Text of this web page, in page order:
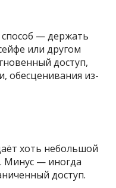
— держать
или другом
доступ,
обесценивания из-
хоть небольшой
Минус — иногда
доступ.